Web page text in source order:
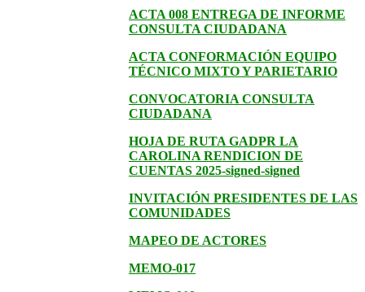
ACTA 008 ENTREGA DE INFORME
CONSULTA CIUDADANA
ACTA CONFORMACIÓN EQUIPO
TÉCNICO MIXTO Y PARIETARIO
CONVOCATORIA CONSULTA
CIUDADANA
HOJA DE RUTA GADPR LA
CAROLINA RENDICION DE
CUENTAS 2025-signed-signed
INVITACIÓN PRESIDENTES DE LAS
COMUNIDADES
MAPEO DE ACTORES
MEMO-017